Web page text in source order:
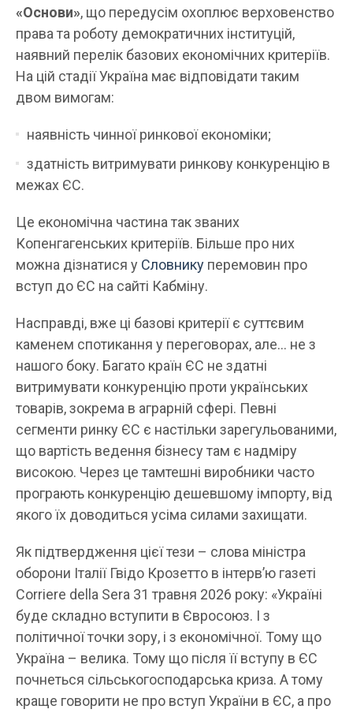
«Основи», що передусім охоплює верховенство
права та роботу демократичних інституцій,
наявний перелік базових економічних критеріїв.
На цій стадії Україна має відповідати таким
двом вимогам:
наявність чинної ринкової економіки;
здатність витримувати ринкову конкуренцію в
межах ЄС.
Це економічна частина так званих
Копенгагенських критеріїв. Більше про них
можна дізнатися у Словнику перемовин про
вступ до ЄС на сайті Кабміну.
Насправді, вже ці базові критерії є суттєвим
каменем спотикання у переговорах, але… не з
нашого боку. Багато країн ЄС не здатні
витримувати конкуренцію проти українських
товарів, зокрема в аграрній сфері. Певні
сегменти ринку ЄС є настільки зарегульованими,
що вартість ведення бізнесу там є надміру
високою. Через це тамтешні виробники часто
програють конкуренцію дешевшому імпорту, від
якого їх доводиться усіма силами захищати.
Як підтвердження цієї тези – слова міністра
оборони Італії Гвідо Крозетто в інтерв’ю газеті
Corriere della Sera 31 травня 2026 року: «Україні
буде складно вступити в Євросоюз. І з
політичної точки зору, і з економічної. Тому що
Україна – велика. Тому що після її вступу в ЄС
почнеться сільськогосподарська криза. А тому
краще говорити не про вступ України в ЄС, а про